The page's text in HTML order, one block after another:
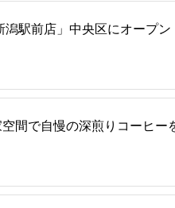
駅前店」中央区にオープン
間で自慢の深煎りコーヒー